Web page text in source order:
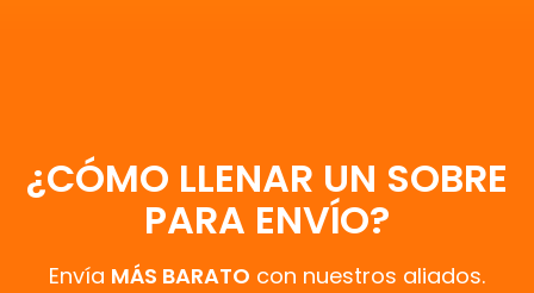
¿CÓMO LLENAR UN SOBRE
PARA ENVÍO?
Envía MÁS BARATO con nuestros aliados.